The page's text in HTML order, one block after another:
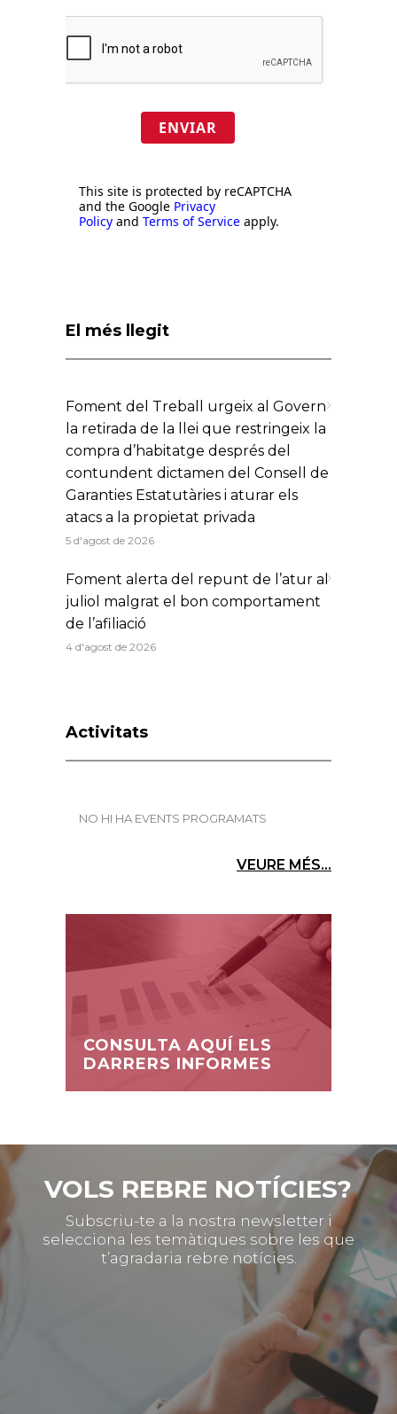
ENVIAR
This site is protected by reCAPTCHA
and the Google Privacy
Policy and Terms of Service apply.
El més llegit
Foment del Treball urgeix al Govern
la retirada de la llei que restringeix la
compra d’habitatge després del
contundent dictamen del Consell de
Garanties Estatutàries i aturar els
atacs a la propietat privada
5 d'agost de 2026
Foment alerta del repunt de l’atur al
juliol malgrat el bon comportament
de l’afiliació
4 d'agost de 2026
Activitats
NO HI HA EVENTS PROGRAMATS
VEURE MÉS...
CONSULTA AQUÍ ELS
DARRERS INFORMES
VOLS REBRE NOTÍCIES?
Subscriu-te a la nostra newsletter i
selecciona les temàtiques sobre les que
t’agradaria rebre notícies.